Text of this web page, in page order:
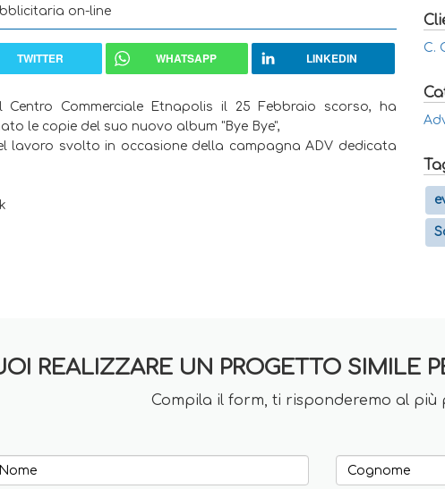
on-line
TWITTER WHATSAPP LINKEDIN
Commerciale Etnapolis il 25 Febbraio scorso, ha
le copie del suo nuovo album "Bye Bye",
lavoro svolto in occasione della campagna ADV dedicata
C.
REALIZZARE UN PROGETTO SIMILE
Compila il form, ti risponderemo al più